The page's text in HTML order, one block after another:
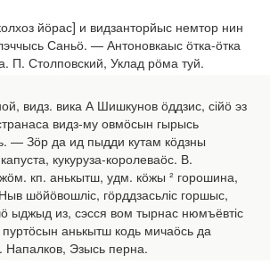
йӧрас] и видзанторйыс немтор нин
Саньӧ. — Антоновкаыс ӧтка-ӧтка
П. Столповский, Уклад рӧма туй.
видз. вика А Шишкунов ӧддзис, сійӧ эз
видз-му овмӧсын гырысь
— Зӧр да ид пыдди кутам кӧдзны
кукуруза-королеваӧс. В.
кп. анькытш, удм. кӧжы ² горошина,
шӧйӧвошліс, гӧрддзасьліс горшыс,
ыджыд из, сэсся вом тырнас нюмъёвтіс
анькытш кодь мичаӧсь да
Эзысь перна.